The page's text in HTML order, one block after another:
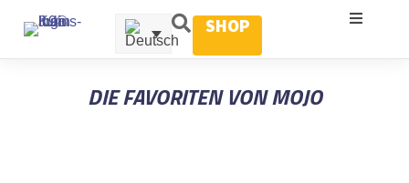
SHOP
DIE FAVORITEN VON MOJO